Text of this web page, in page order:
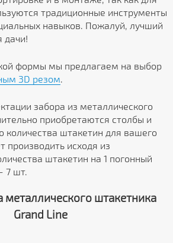
традиционные инструменты
навыков. Пожалуй, лучший
дачи!
формы мы предлагаем на выбор
3D резом.
забора из металлического
приобретаются столбы и
количества штакетин для вашего
производить исходя из
штакетин на 1 погонный
7 шт.
штакетника
Grand Line